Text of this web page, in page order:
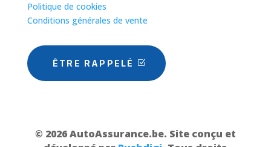
Politique de cookies
Conditions générales de vente
ÊTRE RAPPELÉ
© 2026 AutoAssurance.be. Site conçu et